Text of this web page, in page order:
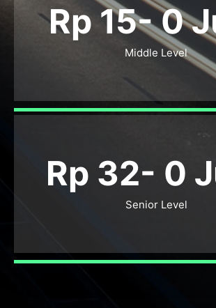
Rp 15-0
Middle Level
Rp 32- 0
Senior Level